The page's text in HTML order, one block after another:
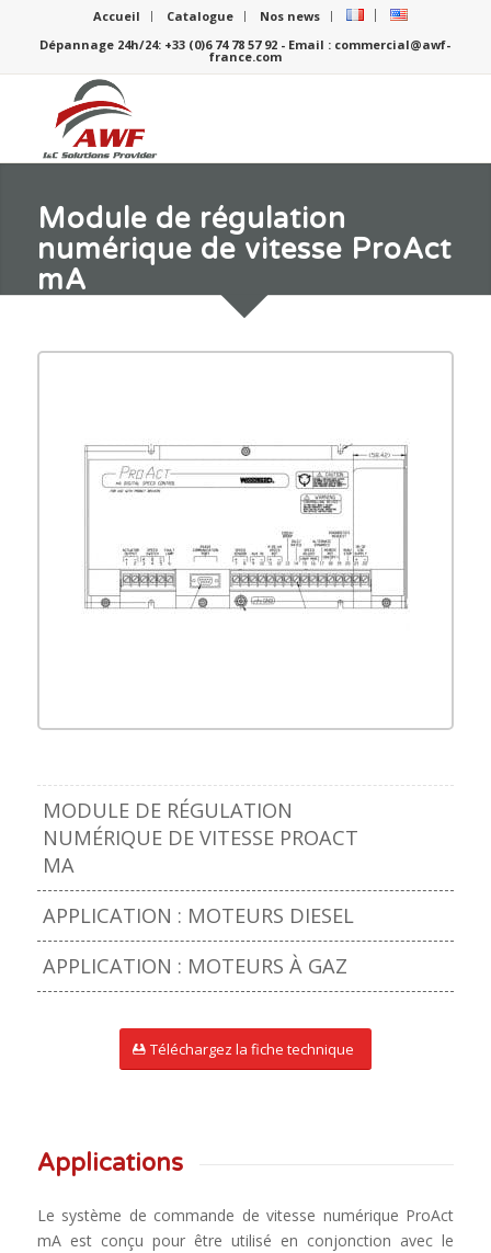
Accueil Catalogue
Nos news
Dépannage 24h/24: +33 (0)6 74 78 57 92 - Email : commercial@awf-
france.com
Module de régulation
numérique de vitesse ProAct
mA
Garantie Woodward
Cliquez sur l’image pour
l’agrandir
MODULE DE RÉGULATION
NUMÉRIQUE DE VITESSE PROACT
MA
APPLICATION : MOTEURS DIESEL
APPLICATION : MOTEURS À GAZ
Téléchargez la fiche technique
Applications
Le système de commande de vitesse numérique ProAct
mA est conçu pour être utilisé en conjonction avec le